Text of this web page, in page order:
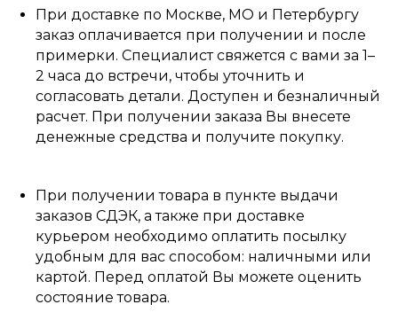
При доставке по Москве, МО и Петербургу
заказ оплачивается при получении и после
примерки. Специалист свяжется с вами за 1–
2 часа до встречи, чтобы уточнить и
согласовать детали. Доступен и безналичный
расчет. При получении заказа Вы внесете
денежные средства и получите покупку.
При получении товара в пункте выдачи
заказов СДЭК, а также при доставке
курьером необходимо оплатить посылку
удобным для вас способом: наличными или
картой. Перед оплатой Вы можете оценить
состояние товара.